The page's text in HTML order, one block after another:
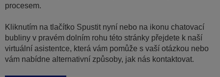
procesem.
Kliknutím na tlačítko Spustit nyní nebo na ikonu chatovací
bubliny v pravém dolním rohu této stránky přejdete k naší
virtuální asistentce, která vám pomůže s vaší otázkou nebo
vám nabídne alternativní způsoby, jak nás kontaktovat.